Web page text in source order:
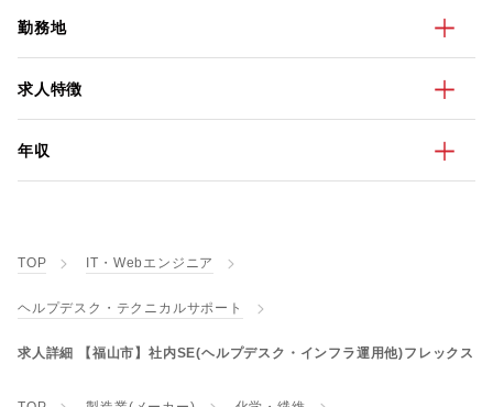
勤務地
求人特徴
年収
TOP IT・Webエンジニア
ヘルプデスク・テクニカルサポート
求人詳細 【福山市】社内SE(ヘルプデスク・インフラ運用他)フレックス